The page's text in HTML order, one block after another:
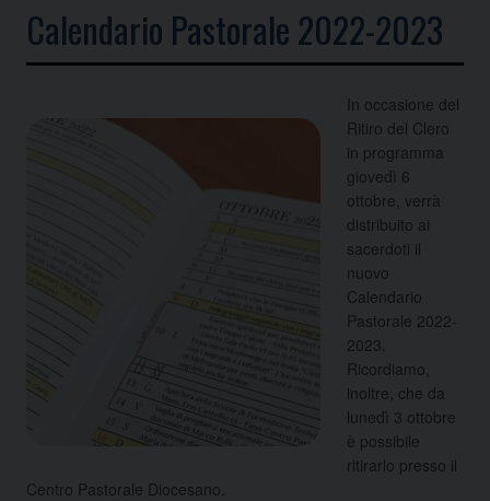
Calendario Pastorale 2022-2023
In occasione del
Ritiro del Clero
in programma
giovedì 6
ottobre, verrà
distribuito ai
sacerdoti il
nuovo
Calendario
Pastorale 2022-
2023.
Ricordiamo,
inoltre, che da
lunedì 3 ottobre
è possibile
ritirarlo presso il
Centro Pastorale Diocesano.